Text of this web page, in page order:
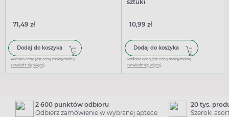
71,49 zł
Dodaj do koszyka
Podana cena jest ceną maksymalną
Dowiedz się więcej
sztuki
10,99 zł
Dodaj do koszyka
Podana cena jest ceną maksymalną
Dowiedz się więcej
2 600 punktów odbioru
Odbierz zamówienie w wybranej aptece
20 tys.
Szeroki